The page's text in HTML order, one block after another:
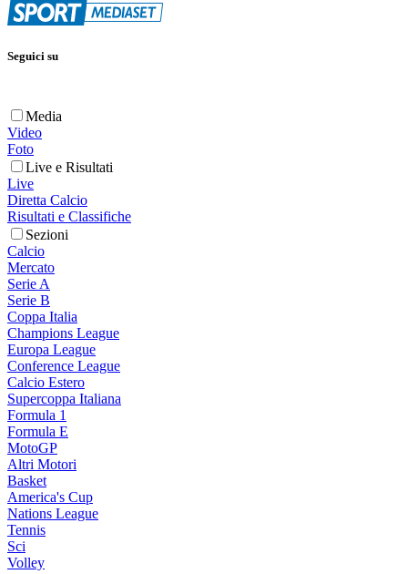
Seguici su
Media
Video
Foto
Live e Risultati
Live
Diretta Calcio
Risultati e Classifiche
Sezioni
Calcio
Mercato
Serie A
Serie B
Coppa Italia
Champions League
Europa League
Conference League
Calcio Estero
Supercoppa Italiana
Formula 1
Formula E
MotoGP
Altri Motori
Basket
America's Cup
Nations League
Tennis
Sci
Volley